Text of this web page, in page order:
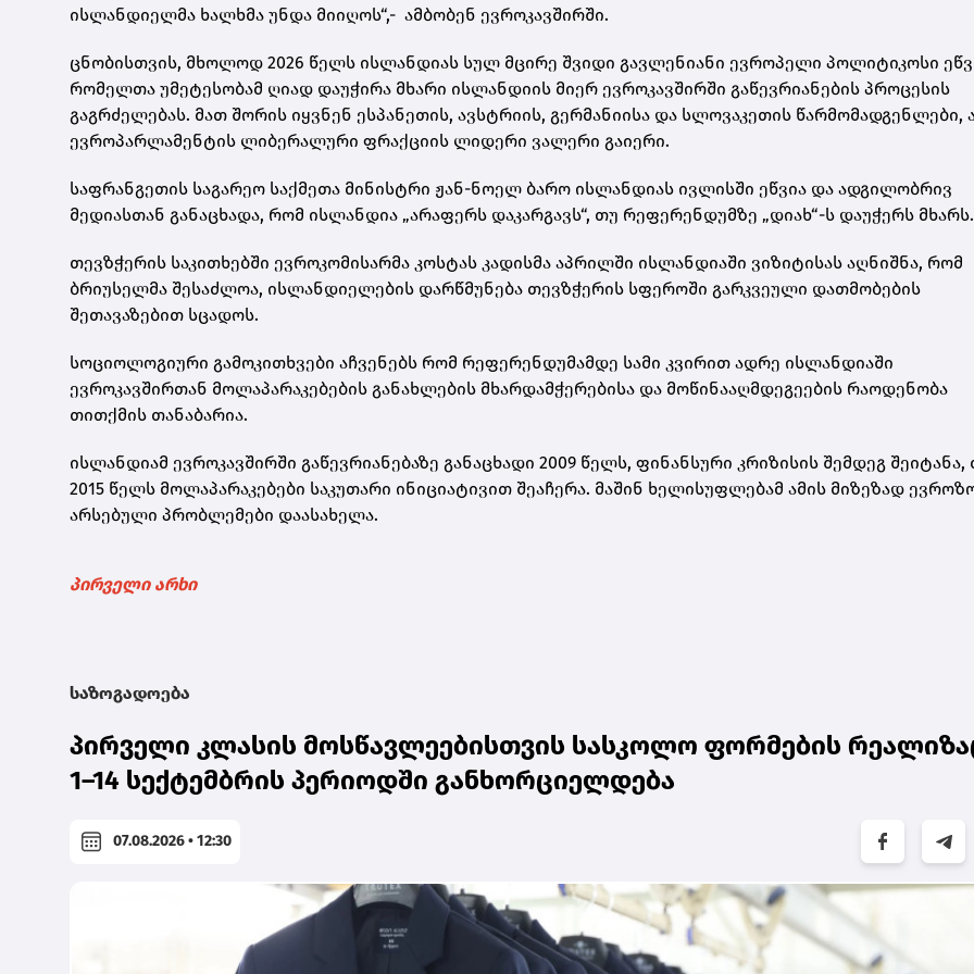
ისლანდიელმა ხალხმა უნდა მიიღოს“,- ამბობენ ევროკავშირში.
ცნობისთვის, მხოლოდ 2026 წელს ისლანდიას სულ მცირე შვიდი გავლენიანი ევროპელი პოლიტიკოსი
რომელთა უმეტესობამ ღიად დაუჭირა მხარი ისლანდიის მიერ ევროკავშირში გაწევრიანების პროცესის
გაგრძელებას. მათ შორის იყვნენ ესპანეთის, ავსტრიის, გერმანიისა და სლოვაკეთის წარმომადგენლები,
ევროპარლამენტის ლიბერალური ფრაქციის ლიდერი ვალერი გაიერი.
საფრანგეთის საგარეო საქმეთა მინისტრი ჟან-ნოელ ბარო ისლანდიას ივლისში ეწვია და ადგილობრივ
მედიასთან განაცხადა, რომ ისლანდია „არაფერს დაკარგავს“, თუ რეფერენდუმზე „დიახ“-ს დაუჭერს მხარს.
თევზჭერის საკითხებში ევროკომისარმა კოსტას კადისმა აპრილში ისლანდიაში ვიზიტისას აღნიშნა, რომ
ბრიუსელმა შესაძლოა, ისლანდიელების დარწმუნება თევზჭერის სფეროში გარკვეული დათმობების
შეთავაზებით სცადოს.
სოციოლოგიური გამოკითხვები აჩვენებს რომ რეფერენდუმამდე სამი კვირით ადრე ისლანდიაში
ევროკავშირთან მოლაპარაკებების განახლების მხარდამჭერებისა და მოწინააღმდეგეების რაოდენობა
თითქმის თანაბარია.
ისლანდიამ ევროკავშირში გაწევრიანებაზე განაცხადი 2009 წელს, ფინანსური კრიზისის შემდეგ შეიტანა,
2015 წელს მოლაპარაკებები საკუთარი ინიციატივით შეაჩერა. მაშინ ხელისუფლებამ ამის მიზეზად
არსებული პრობლემები დაასახელა.
პირველი არხი
საზოგადოება
პირველი კლასის მოსწავლეებისთვის სასკოლო ფორმების
1–14 სექტემბრის პერიოდში განხორციელდება
07.08.2026 • 12:30